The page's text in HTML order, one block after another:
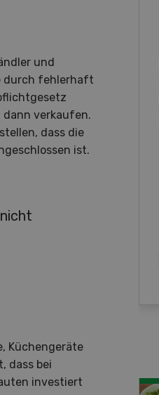
und
durch fehlerhaft
verkaufen.
dass die
ist.
Küchengeräte
dass bei
investiert
laden
2026 nach
Live-
und der CH-
8-Rad-